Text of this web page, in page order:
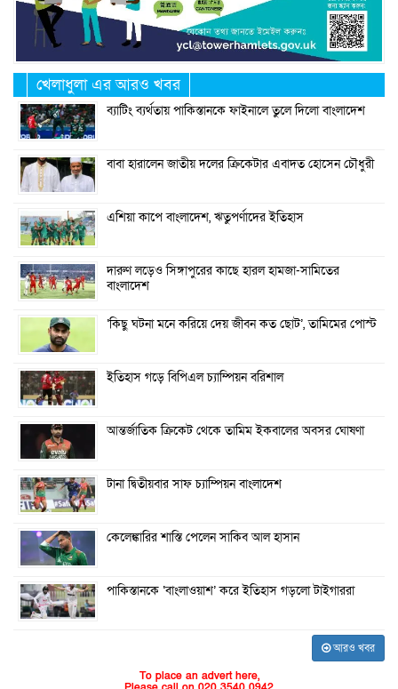
খেলাধুলা এর আরও খবর
ব্যাটিং ব্যর্থতায় পাকিস্তানকে ফাইনালে তুলে দিলো বাংলাদেশ
বাবা হারালেন জাতীয় দলের ক্রিকেটার এবাদত হোসেন চৌধুরী
এশিয়া কাপে বাংলাদেশ, ঋতুপর্ণাদের ইতিহাস
দারুণ লড়েও সিঙ্গাপুরের কাছে হারল হামজা-সামিতের
বাংলাদেশ
‘কিছু ঘটনা মনে করিয়ে দেয় জীবন কত ছোট’, তামিমের পোস্ট
ইতিহাস গড়ে বিপিএল চ্যাম্পিয়ন বরিশাল
আন্তর্জাতিক ক্রিকেট থেকে তামিম ইকবালের অবসর ঘোষণা
টানা দ্বিতীয়বার সাফ চ্যাম্পিয়ন বাংলাদেশ
কেলেঙ্কারির শাস্তি পেলেন সাকিব আল হাসান
পাকিস্তানকে ‘বাংলাওয়াশ’ করে ইতিহাস গড়লো টাইগাররা
আরও খবর
To place an advert here,